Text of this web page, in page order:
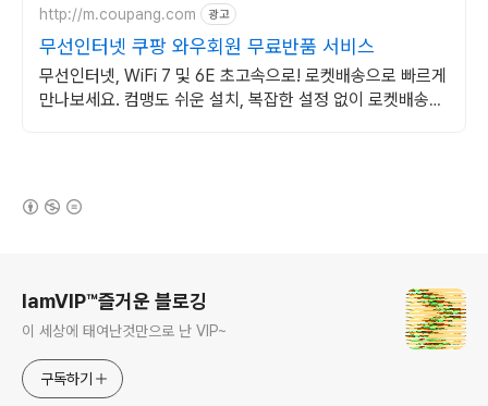
http://m.coupang.com 광고
무선인터넷 쿠팡 와우회원 무료반품 서비스
무선인터넷, WiFi 7 및 6E 초고속으로! 로켓배송으로 빠르게
만나보세요. 컴맹도 쉬운 설치, 복잡한 설정 없이 로켓배송으
IamVIP™즐거운 블로깅
이 세상에 태여난것만으로 난 VIP~
구독하기